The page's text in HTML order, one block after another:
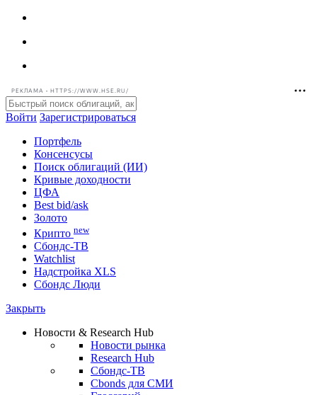
РЕКЛАМА • HTTPS://WWW.HSE.RU/
Войти Зарегистрироваться
Портфель
Консенсусы
Поиск облигаций (ИИ)
Кривые доходности
ЦФА
Best bid/ask
Золото
Крипто new
Watchlist
Сбондс Люди
Новости & Research Hub